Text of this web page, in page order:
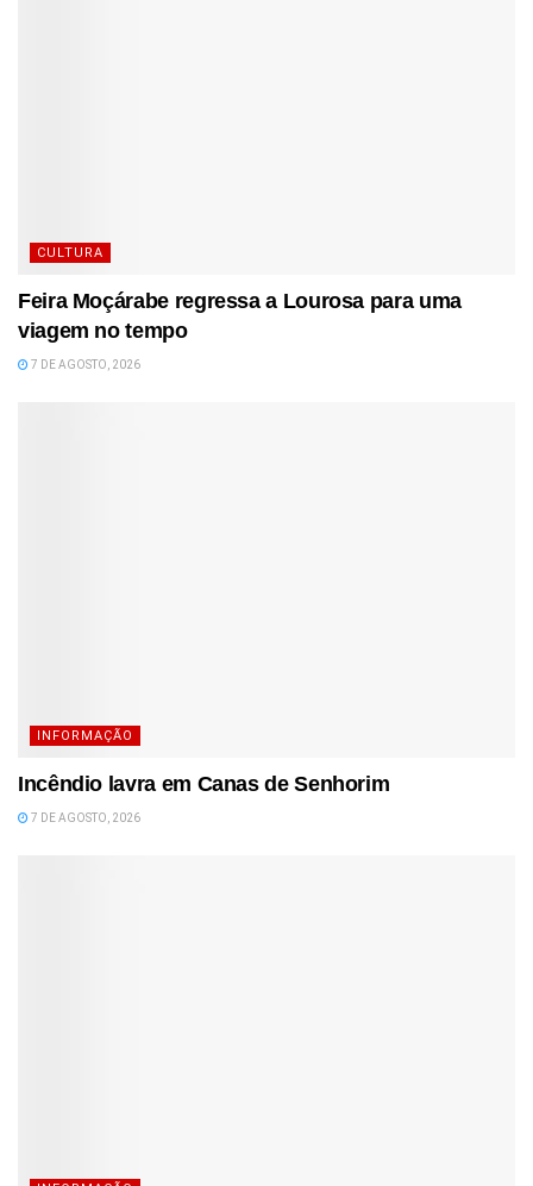
CULTURA
Feira Moçárabe regressa a Lourosa para uma
viagem no tempo
7 DE AGOSTO, 2026
INFORMAÇÃO
Incêndio lavra em Canas de Senhorim
7 DE AGOSTO, 2026